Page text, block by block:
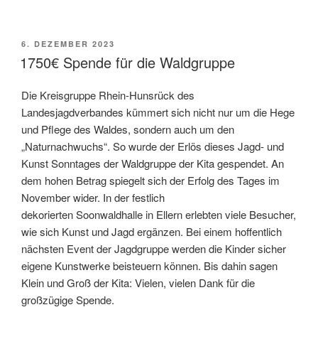
VERÖFFENTLICHT
AM
6. DEZEMBER 2023
1750€ Spende für die Waldgruppe
Die Kreisgruppe Rhein-Hunsrück des
Landesjagdverbandes kümmert sich nicht nur um die Hege
und Pflege des Waldes, sondern auch um den
„Naturnachwuchs“. So wurde der Erlös dieses Jagd- und
Kunst Sonntages der Waldgruppe der Kita gespendet. An
dem hohen Betrag spiegelt sich der Erfolg des Tages im
November wider. In der festlich
dekorierten Soonwaldhalle in Ellern erlebten viele Besucher,
wie sich Kunst und Jagd ergänzen. Bei einem hoffentlich
nächsten Event der Jagdgruppe werden die Kinder sicher
eigene Kunstwerke beisteuern können. Bis dahin sagen
Klein und Groß der Kita: Vielen, vielen Dank für die
großzügige Spende.